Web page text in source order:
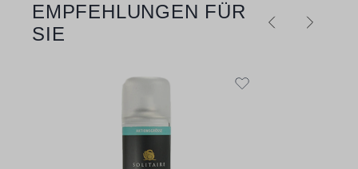
Produktgalerie überspringen
EMPFEHLUNGEN FÜR
SIE